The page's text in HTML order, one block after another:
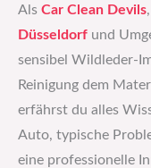
Als Car Clean Devils
Düsseldorf und
sensibel Wildleder-
Reinigung dem
erfährst du alles
Auto, typische
eine professionelle